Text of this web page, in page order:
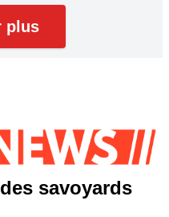
plus
savoyards